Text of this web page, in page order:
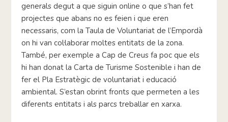
generals degut a que siguin online o que s’han fet
projectes que abans no es feien i que eren
necessaris, com la Taula de Voluntariat de l’Empordà
on hi van col·laborar moltes entitats de la zona.
També, per exemple a Cap de Creus fa poc que els
hi han donat la Carta de Turisme Sostenible i han de
fer el Pla Estratègic de voluntariat i educació
ambiental. S’estan obrint fronts que permeten a les
diferents entitats i als parcs treballar en xarxa.